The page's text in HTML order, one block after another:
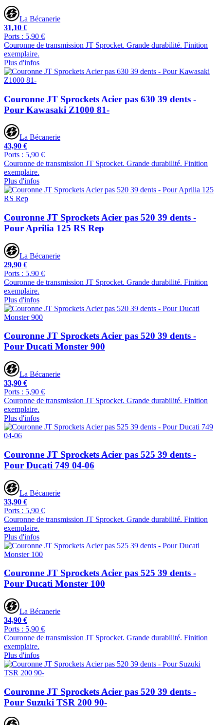
La Bécanerie
31,10 €
Ports : 5,90 €
Couronne de transmission JT Sprocket. Grande durabilité. Finition
exemplaire.
Plus d'infos
Couronne JT Sprockets Acier pas 630 39 dents -
Pour Kawasaki Z1000 81-
La Bécanerie
43,90 €
Ports : 5,90 €
Couronne de transmission JT Sprocket. Grande durabilité. Finition
exemplaire.
Plus d'infos
Couronne JT Sprockets Acier pas 520 39 dents -
Pour Aprilia 125 RS Rep
La Bécanerie
29,90 €
Ports : 5,90 €
Couronne de transmission JT Sprocket. Grande durabilité. Finition
exemplaire.
Plus d'infos
Couronne JT Sprockets Acier pas 520 39 dents -
Pour Ducati Monster 900
La Bécanerie
33,90 €
Ports : 5,90 €
Couronne de transmission JT Sprocket. Grande durabilité. Finition
exemplaire.
Plus d'infos
Couronne JT Sprockets Acier pas 525 39 dents -
Pour Ducati 749 04-06
La Bécanerie
33,90 €
Ports : 5,90 €
Couronne de transmission JT Sprocket. Grande durabilité. Finition
exemplaire.
Plus d'infos
Couronne JT Sprockets Acier pas 525 39 dents -
Pour Ducati Monster 100
La Bécanerie
34,90 €
Ports : 5,90 €
Couronne de transmission JT Sprocket. Grande durabilité. Finition
exemplaire.
Plus d'infos
Couronne JT Sprockets Acier pas 520 39 dents -
Pour Suzuki TSR 200 90-